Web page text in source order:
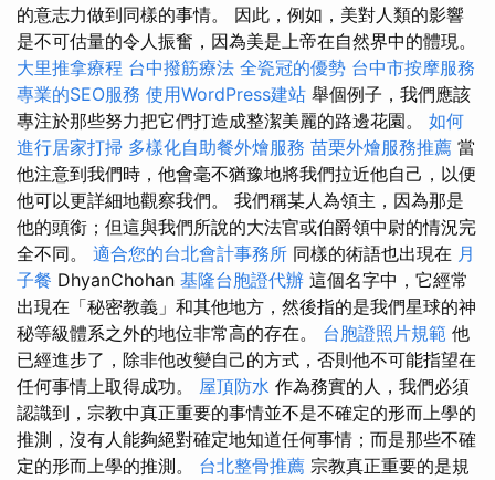
的意志力做到同樣的事情。 因此，例如，美對人類的影響
是不可估量的令人振奮，因為美是上帝在自然界中的體現。
大里推拿療程 台中撥筋療法 全瓷冠的優勢 台中市按摩服務
專業的SEO服務 使用WordPress建站 舉個例子，我們應該
專注於那些努力把它們打造成整潔美麗的路邊花園。 如何
進行居家打掃 多樣化自助餐外燴服務 苗栗外燴服務推薦 當
他注意到我們時，他會毫不猶豫地將我們拉近他自己，以便
他可以更詳細地觀察我們。 我們稱某人為領主，因為那是
他的頭銜；但這與我們所說的大法官或伯爵領中尉的情況完
全不同。 適合您的台北會計事務所 同樣的術語也出現在 月
子餐 DhyanChohan 基隆台胞證代辦 這個名字中，它經常
出現在「秘密教義」和其他地方，然後指的是我們星球的神
秘等級體系之外的地位非常高的存在。 台胞證照片規範 他
已經進步了，除非他改變自己的方式，否則他不可能指望在
任何事情上取得成功。 屋頂防水 作為務實的人，我們必須
認識到，宗教中真正重要的事情並不是不確定的形而上學的
推測，沒有人能夠絕對確定地知道任何事情；而是那些不確
定的形而上學的推測。 台北整骨推薦 宗教真正重要的是規